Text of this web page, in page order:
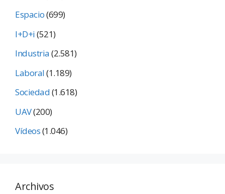
Espacio(699)
I+D+i(521)
Industria(2.581)
Laboral(1.189)
Sociedad(1.618)
UAV(200)
Vídeos(1.046)
Archivos